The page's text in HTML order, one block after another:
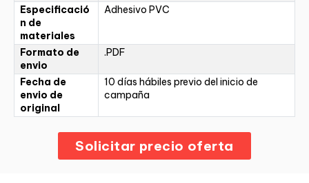
Especificació
n de
materiales
Adhesivo PVC
Formato de
envio
.PDF
Fecha de
envio de
original
10 días hábiles previo del inicio de
campaña
Solicitar precio oferta